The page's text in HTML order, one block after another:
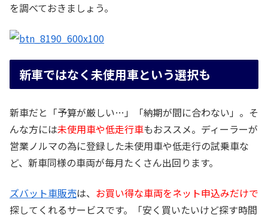
を調べておきましょう。
新車ではなく未使用車という選択も
新車だと「予算が厳しい…」「納期が間に合わない」。そ
んな方には未使用車や低走行車もおススメ。ディーラーが
営業ノルマの為に登録した未使用車や低走行の試乗車な
ど、新車同様の車両が毎月たくさん出回ります。
ズバット車販売は、 お買い得な車両をネット申込みだけで
探してくれるサービスです。「安く買いたいけど探す時間